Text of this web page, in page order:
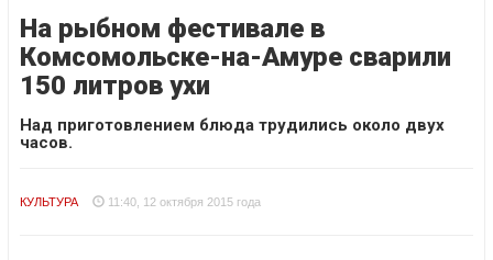
На рыбном фестивале в
Комсомольске-на-Амуре сварили
150 литров ухи
Над приготовлением блюда трудились около двух
часов.
КУЛЬТУРА 11:40, 12 октября 2015 года